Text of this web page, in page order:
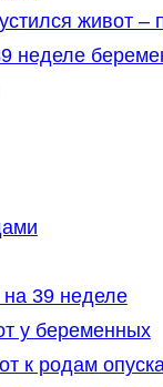
живот –
неделе
39 неделе
у беременных
к родам